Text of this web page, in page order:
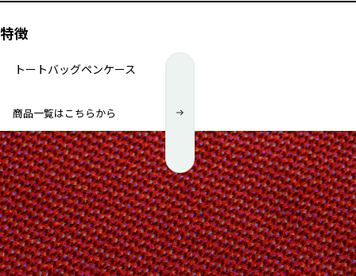
特徴
トートバッグペンケース
商品一覧はこちらから